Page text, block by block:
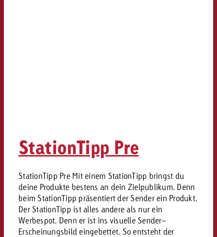
StationTipp Pre
StationTipp Pre Mit einem StationTipp bringst du
deine Produkte bestens an dein Zielpublikum. Denn
beim StationTipp präsentiert der Sender ein Produkt.
Der StationTipp ist alles andere als nur ein
Werbespot. Denn er ist ins visuelle Sender–
Erscheinungsbild eingebettet. So entsteht der